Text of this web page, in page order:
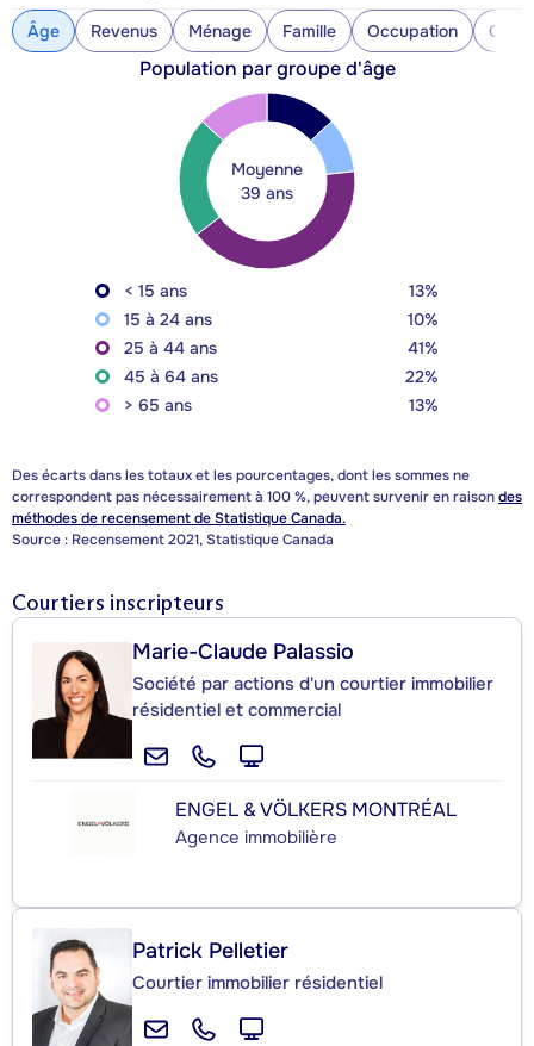
Âge Revenus Ménage Famille Occupation
Population par groupe d'âge
Moyenne
39 ans
< 15 ans
13%
15 à 24 ans
10%
25 à 44 ans
41%
45 à 64 ans
22%
> 65 ans
13%
Des écarts dans les totaux et les pourcentages, dont les sommes ne
correspondent pas nécessairement à 100 %, peuvent survenir en raisondes
méthodes de recensement de Statistique Canada.
Source : Recensement 2021, Statistique Canada
Courtiers inscripteurs
Marie-Claude Palassio
Société par actions d'un courtier immobilier
résidentiel et commercial
ENGEL & VÖLKERS MONTRÉAL
Agence immobilière
Patrick Pelletier
Courtier immobilier résidentiel